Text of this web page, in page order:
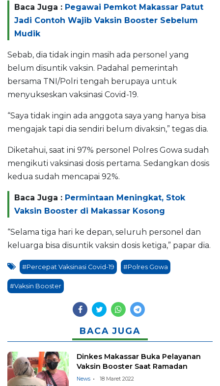
Baca Juga : Pegawai Pemkot Makassar Patut
Jadi Contoh Wajib Vaksin Booster Sebelum
Mudik
Sebab, dia tidak ingin masih ada personel yang
belum disuntik vaksin. Padahal pemerintah
bersama TNI/Polri tengah berupaya untuk
menyukseskan vaksinasi Covid-19.
“Saya tidak ingin ada anggota saya yang hanya bisa
mengajak tapi dia sendiri belum divaksin,” tegas dia.
Diketahui, saat ini 97% personel Polres Gowa sudah
mengikuti vaksinasi dosis pertama. Sedangkan dosis
kedua sudah mencapai 92%.
Baca Juga : Permintaan Meningkat, Stok
Vaksin Booster di Makassar Kosong
“Selama tiga hari ke depan, seluruh personel dan
keluarga bisa disuntik vaksin dosis ketiga,” papar dia.
#Percepat Vaksinasi Covid-19 #Polres Gowa
#Vaksin Booster
BACA JUGA
Dinkes Makassar Buka Pelayanan
Vaksin Booster Saat Ramadan
News 18 Maret 2022